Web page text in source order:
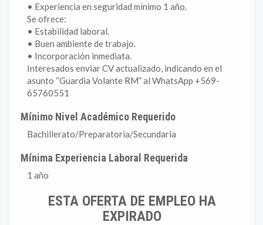
• Experiencia en seguridad mínimo 1 año.
Se ofrece:
• Estabilidad laboral.
• Buen ambiente de trabajo.
• Incorporación inmediata.
Interesados enviar CV actualizado, indicando en el
asunto “Guardia Volante RM” al WhatsApp +569-
65760551
Mínimo Nivel Académico Requerido
Bachillerato/Preparatoria/Secundaria
Mínima Experiencia Laboral Requerida
1 año
ESTA OFERTA DE EMPLEO HA
EXPIRADO